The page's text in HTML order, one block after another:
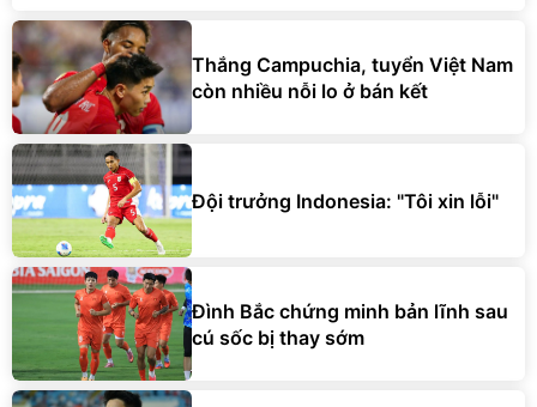
Thắng Campuchia, tuyển Việt Nam
còn nhiều nỗi lo ở bán kết
Đội trưởng Indonesia: "Tôi xin lỗi"
Đình Bắc chứng minh bản lĩnh sau
cú sốc bị thay sớm